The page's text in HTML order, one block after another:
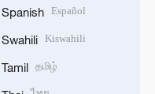
Spanish Español
Swahili Kiswahili
Tamil தமிழ்